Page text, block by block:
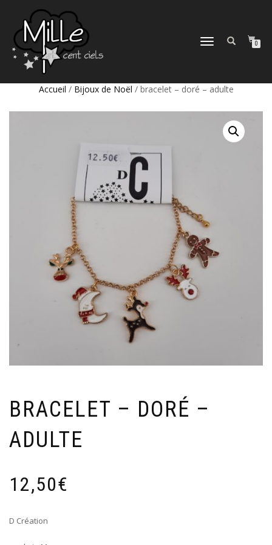
DÉPLIER
0
Accueil / Bijoux de Noël / bracelet – doré – adulte
BRACELET – DORÉ –
ADULTE
12,50€
D Création